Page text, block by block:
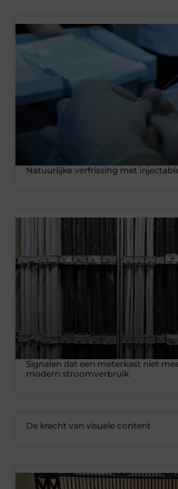
Natuurlijke verfrissing met
Signalen dat een meterkast niet
modern stroomverbruik
De kracht van visuele content